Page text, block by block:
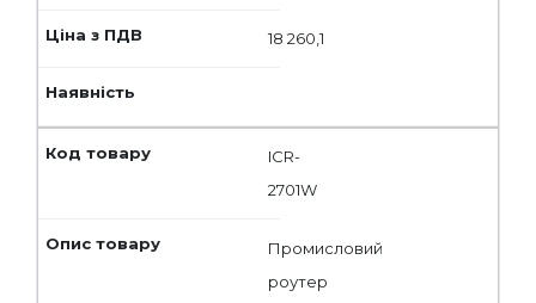
18 260,1
ICR-
2701W
Промисловий
роутер